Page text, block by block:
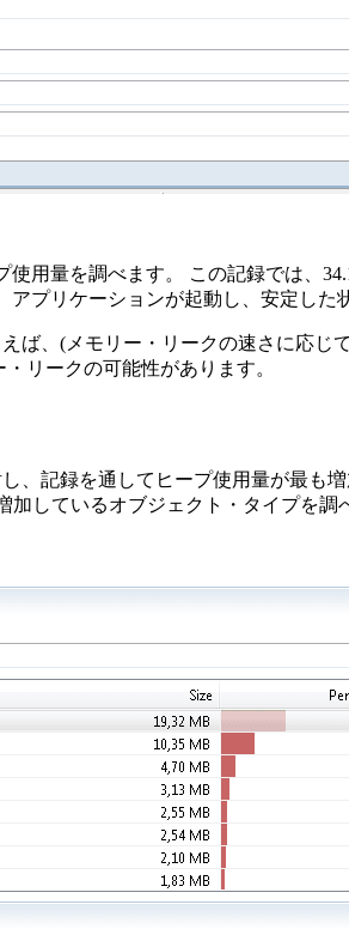
用量を調べます。 この記録では、
アプリケーションが起動し、安定した
ば、(メモリー・リークの速さに応じ
リークの可能性があります。
、記録を通してヒープ使用量が最も増
しているオブジェクト・タイプを調